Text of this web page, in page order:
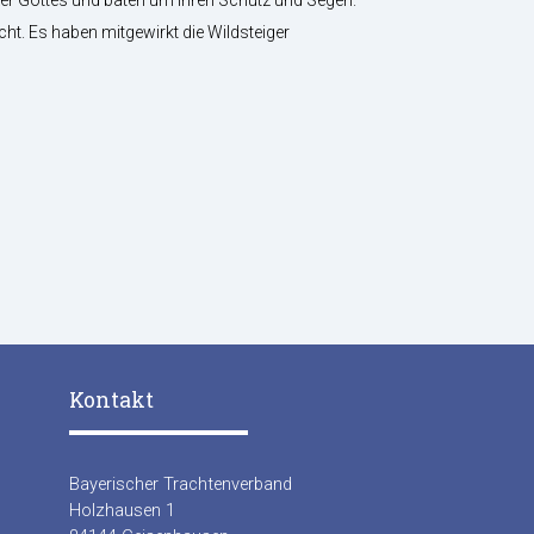
Es haben mitgewirkt die Wildsteiger
Kontakt
Bayerischer Trachtenverband
Holzhausen 1